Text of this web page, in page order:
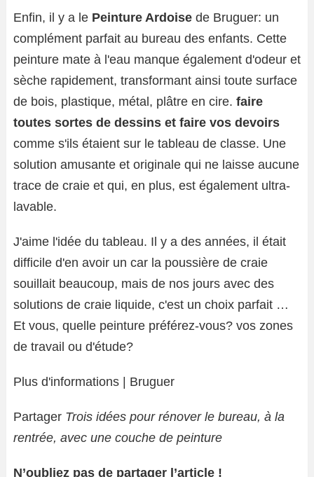
Enfin, il y a le Peinture Ardoise de Bruguer: un
complément parfait au bureau des enfants. Cette
peinture mate à l'eau manque également d'odeur et
sèche rapidement, transformant ainsi toute surface
de bois, plastique, métal, plâtre en cire. faire
toutes sortes de dessins et faire vos devoirs
comme s'ils étaient sur le tableau de classe. Une
solution amusante et originale qui ne laisse aucune
trace de craie et qui, en plus, est également ultra-
lavable.
J'aime l'idée du tableau. Il y a des années, il était
difficile d'en avoir un car la poussière de craie
souillait beaucoup, mais de nos jours avec des
solutions de craie liquide, c'est un choix parfait …
Et vous, quelle peinture préférez-vous? vos zones
de travail ou d'étude?
Plus d'informations | Bruguer
Partager Trois idées pour rénover le bureau, à la
rentrée, avec une couche de peinture
N’oubliez pas de partager l’article !